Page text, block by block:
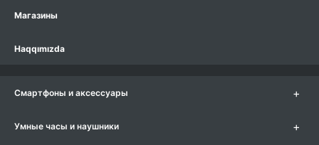
Магазины
Haqqımızda
Смартфоны и аксессуары +
Умные часы и наушники +